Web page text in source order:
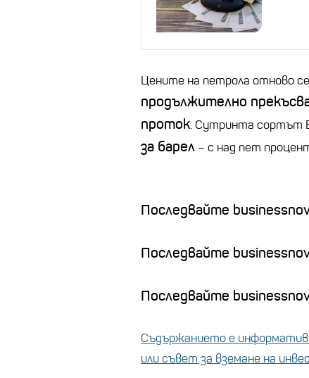
Цените на петрола отново
продължително
проток. Сутринта сортът
за барел – с над пет
Последвайте
Последвайте
Последвайте
Съдържанието е
или съвет за вземане на